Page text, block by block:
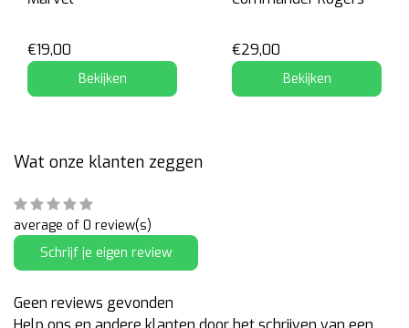
€19,00
Bekijken
€29,00
Bekijken
Wat onze klanten zeggen
average of 0 review(s)
Schrijf je eigen review
Geen reviews gevonden